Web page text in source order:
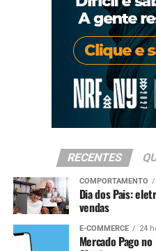
RECENTES
COMPORTAMENTO
Dia dos Pais:
vendas
E-COMMERCE 24
Mercado Pago